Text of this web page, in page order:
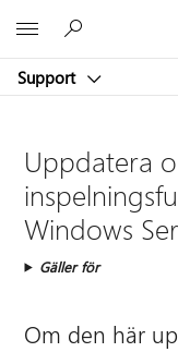
Support
Uppdatera
Windows
Gäller för
Om den här